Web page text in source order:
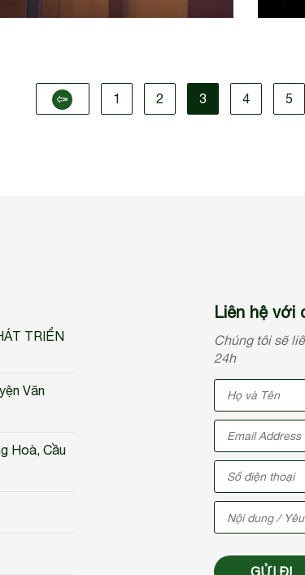
1 2 3 4 5
TRIỂN
Văn
Hoà, Cầu
Liên hệ với
Chúng tôi sẽ
24h